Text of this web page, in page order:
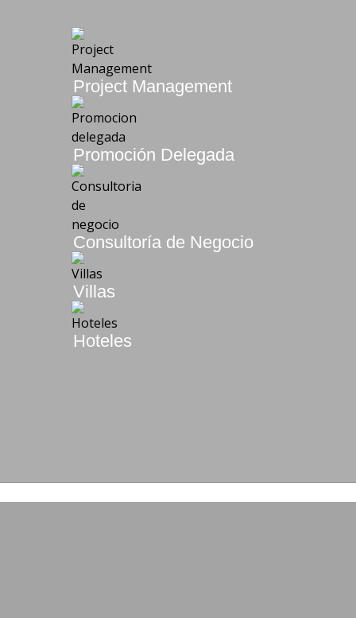
Project Management
Promoción Delegada
Consultoría de Negocio
Villas
Hoteles